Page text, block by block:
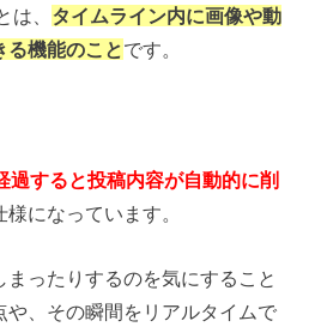
は、 タイムライン内に画像や動
る機能のことです。
過すると投稿内容が自動的に削
様になっています。
ったりするのを気にすること
や、その瞬間をリアルタイムで